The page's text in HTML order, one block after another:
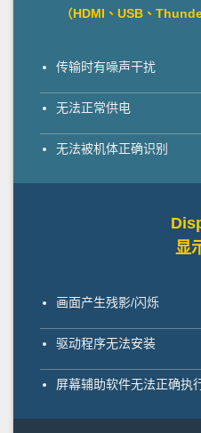
（HDMI、USB、
传输时有噪声干扰
无法正常供电
无法被机体正确识别
显
画面产生残影/闪烁
驱动程序无法安装
屏幕辅助软件无法正确执